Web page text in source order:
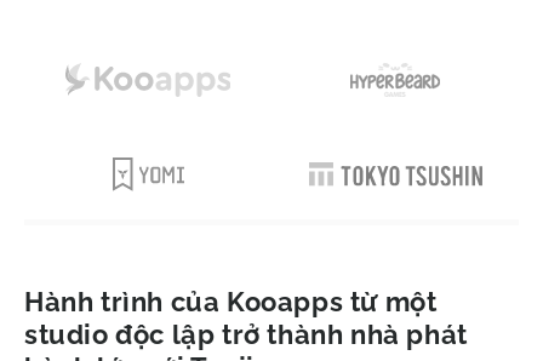
Hành trình của Kooapps từ một
studio độc lập trở thành nhà phát